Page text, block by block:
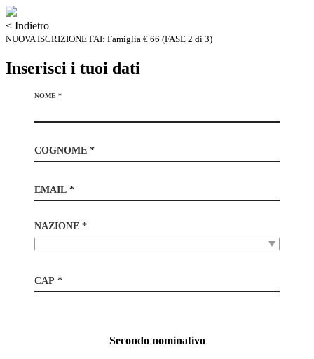
< Indietro
NUOVA ISCRIZIONE FAI: Famiglia € 66 (FASE 2 di 3)
Inserisci i tuoi dati
NOME *
COGNOME *
EMAIL *
NAZIONE *
CAP *
Secondo nominativo